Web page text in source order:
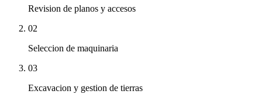
Revision de planos y accesos
02
Seleccion de maquinaria
03
Excavacion y gestion de tierras